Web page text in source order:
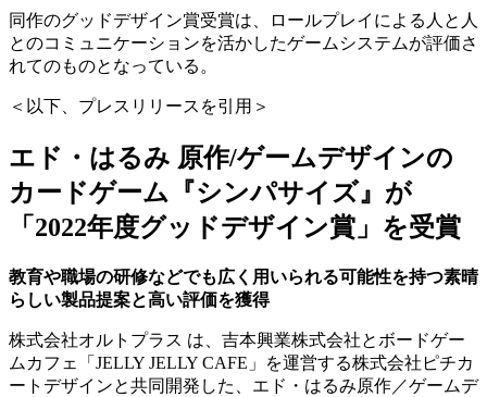
同作のグッドデザイン賞受賞は、ロールプレイによる人と人
とのコミュニケーションを活かしたゲームシステムが評価さ
れてのものとなっている。
＜以下、プレスリリースを引用＞
エド・はるみ 原作/ゲームデザインの
カードゲーム『シンパサイズ』が
「2022年度グッドデザイン賞」を受賞
教育や職場の研修などでも広く用いられる可能性を持つ素晴
らしい製品提案と高い評価を獲得
株式会社オルトプラス は、吉本興業株式会社とボードゲー
ムカフェ「JELLY JELLY CAFE」を運営する株式会社ピチカ
ートデザインと共同開発した、エド・はるみ原作／ゲームデ